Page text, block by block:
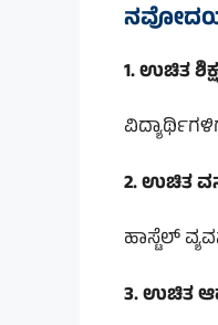
ನವೋದಯ
1. ಉಚಿತ
2. ಉಚಿತ
ಹಾಸ್ಟೆಲ್
3. ಉಚಿತ